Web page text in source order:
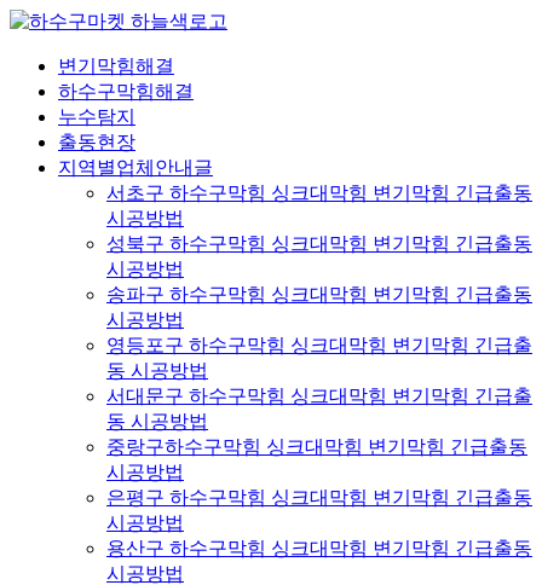
콘
변기막힘해결
하수구막힘해결
누수탐지
출동현장
지역별업체안내글
서초구 하수구막힘 싱크대막힘 변기막힘 긴급출동
시공방법
성북구 하수구막힘 싱크대막힘 변기막힘 긴급출동
시공방법
송파구 하수구막힘 싱크대막힘 변기막힘 긴급출동
시공방법
영등포구 하수구막힘 싱크대막힘 변기막힘 긴급출
동 시공방법
서대문구 하수구막힘 싱크대막힘 변기막힘 긴급출
동 시공방법
중랑구하수구막힘 싱크대막힘 변기막힘 긴급출동
시공방법
은평구 하수구막힘 싱크대막힘 변기막힘 긴급출동
시공방법
용산구 하수구막힘 싱크대막힘 변기막힘 긴급출동
시공방법